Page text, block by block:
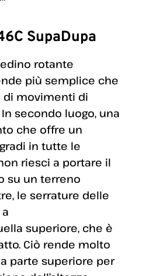
SupaDupa
rotante
più semplice che
di movimenti di
secondo luogo, una
che offre un
in tutte le
riesci a portare il
su un terreno
le serrature delle
superiore, che è
Ciò rende molto
parte superiore per